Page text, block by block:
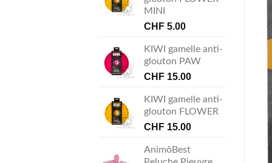
MINI
CHF 5.00
KIWI gamelle anti-
glouton PAW
CHF 15.00
KIWI gamelle anti-
glouton FLOWER
CHF 15.00
AnimôBest